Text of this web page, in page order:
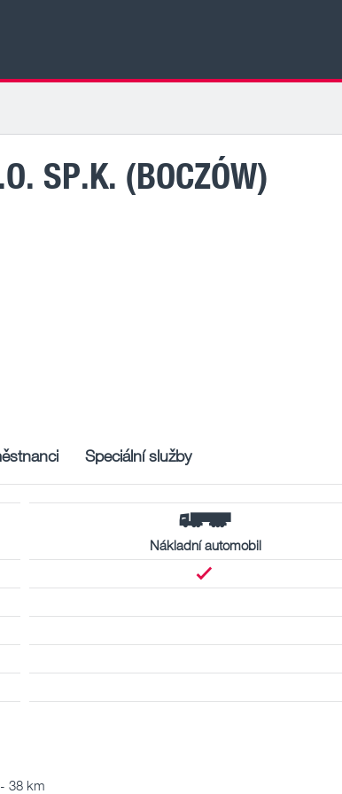
SP.K. (BOCZÓW)
Speciální služby
Nákladní automobil
38 km